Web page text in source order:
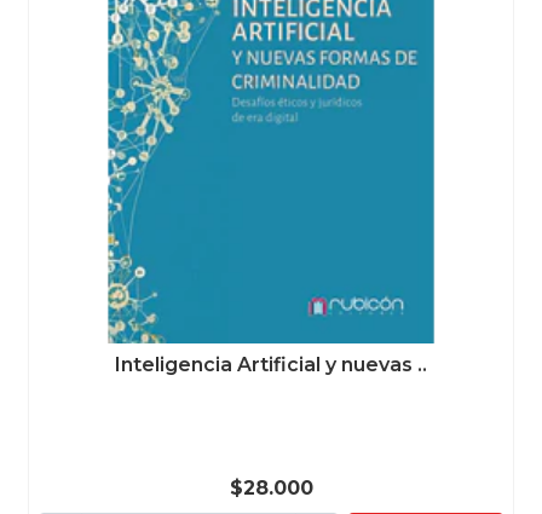
Inteligencia Artificial y nuevas ..
$28.000